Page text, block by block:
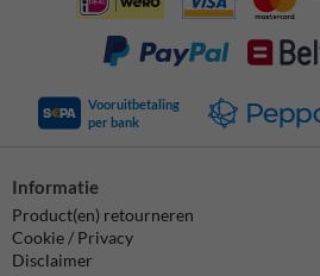
Vooruitbetaling
per bank
Informatie
Product(en) retourneren
Cookie / Privacy
Disclaimer